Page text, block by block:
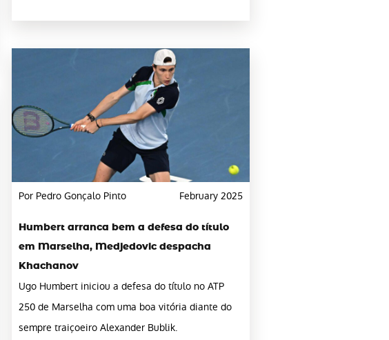
Por Pedro Gonçalo Pinto February 2025
Humbert arranca bem a defesa do título
em Marselha, Medjedovic despacha
Khachanov
Ugo Humbert iniciou a defesa do título no ATP
250 de Marselha com uma boa vitória diante do
sempre traiçoeiro Alexander Bublik.